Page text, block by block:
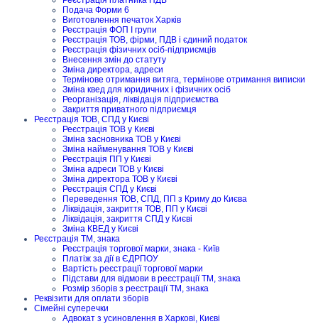
Подача Форми 6
Виготовлення печаток Харків
Реєстрація ФОП I групи
Реєстрація ТОВ, фірми, ПДВ і єдиний податок
Реєстрація фізичних осіб-підприємців
Внесення змін до статуту
Зміна директора, адреси
Термінове отримання витяга, термінове отримання виписки
Зміна квед для юридичних і фізичних осіб
Реорганізація, ліквідація підприємства
Закриття приватного підприємця
Реєстрація ТОВ, СПД у Києві
Реєстрація ТОВ у Києві
Зміна засновника ТОВ у Києві
Зміна найменування ТОВ у Києві
Реєстрація ПП у Києві
Зміна адреси ТОВ у Києві
Зміна директора ТОВ у Києві
Реєстрація СПД у Києві
Переведення ТОВ, СПД, ПП з Криму до Києва
Ліквідація, закриття ТОВ, ПП у Києві
Ліквідація, закриття СПД у Києві
Зміна КВЕД у Києві
Реєстрація ТМ, знака
Реєстрація торгової марки, знака - Київ
Платіж за дії в ЄДРПОУ
Вартість реєстрації торгової марки
Підстави для відмови в реєстрації ТМ, знака
Розмір зборів з реєстрації ТМ, знака
Реквізити для оплати зборів
Сімейні суперечки
Адвокат з усиновлення в Харкові, Києві